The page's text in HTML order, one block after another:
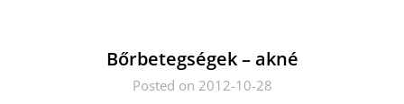
Bőrbetegségek – akné
Posted on 2012-10-28